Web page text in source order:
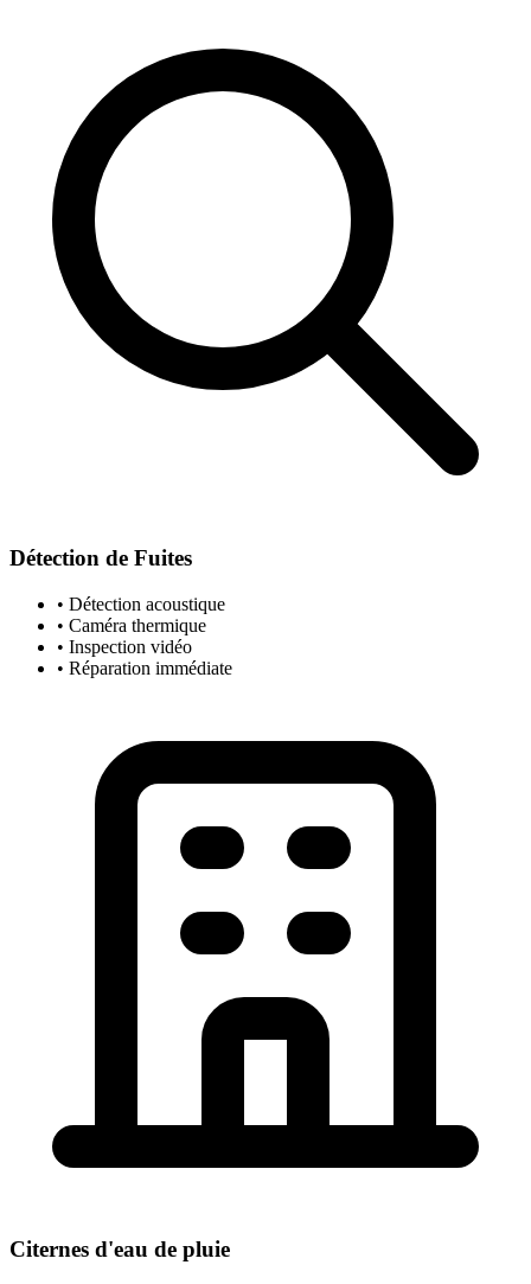
Détection de Fuites
• Détection acoustique
• Caméra thermique
• Inspection vidéo
• Réparation immédiate
Citernes d'eau de pluie